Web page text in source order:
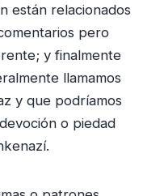
están relacionados
pero
y finalmente
llamamos
y que podríamos
o piedad